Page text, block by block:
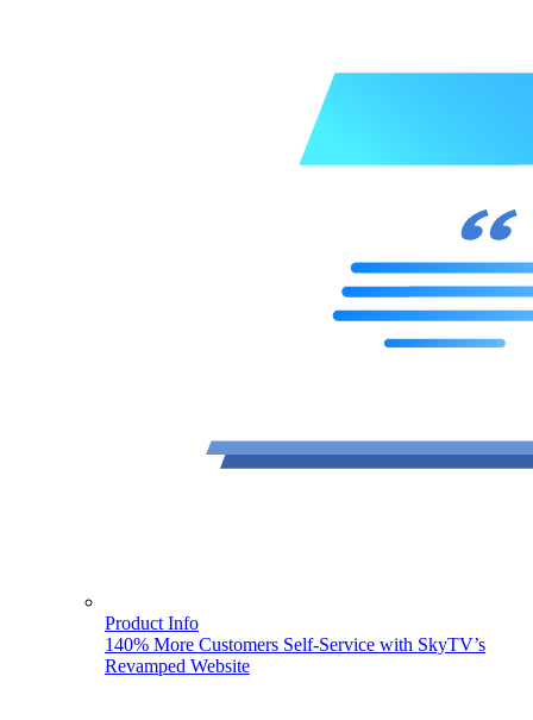
Product Info
140% More Customers Self-Service with SkyTV’s
Revamped Website